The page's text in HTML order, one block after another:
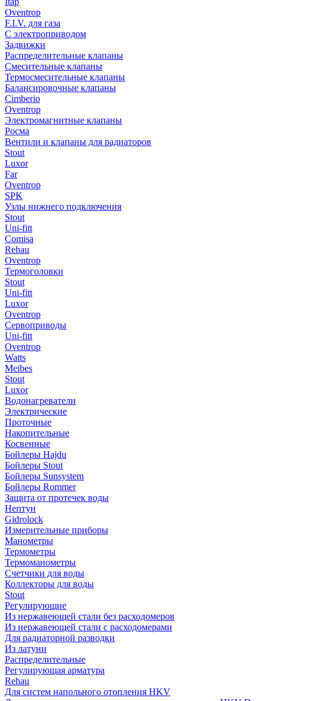
Oventrop
F.I.V. для газа
С электроприводом
Задвижки
Распределительные клапаны
Cмесительные клапаны
Термосмесительные клапаны
Балансировочные клапаны
Cimberio
Oventrop
Электромагнитные клапаны
Росма
Вентили и клапаны для радиаторов
Stout
Luxor
Far
Oventrop
SPK
Узлы нижнего подключения
Stout
Uni-fitt
Comisa
Rehau
Oventrop
Термоголовки
Stout
Uni-fitt
Luxor
Oventrop
Сервоприводы
Uni-fitt
Oventrop
Watts
Meibes
Stout
Luxor
Водонагреватели
Электрические
Проточные
Накопительные
Косвенные
Бойлеры Hajdu
Бойлеры Stout
Бойлеры Sunsystem
Бойлеры Rommer
Защита от протечек воды
Нептун
Gidrolock
Измерительные приборы
Манометры
Термометры
Термоманометры
Счетчики для воды
Коллекторы для воды
Stout
Регулирующие
Из нержавеющей стали без расходомеров
Из нержавеющей стали с расходомерами
Для радиаторной разводки
Из латуни
Распределительные
Регулирующая арматура
Rehau
Для систем напольного отопления HKV